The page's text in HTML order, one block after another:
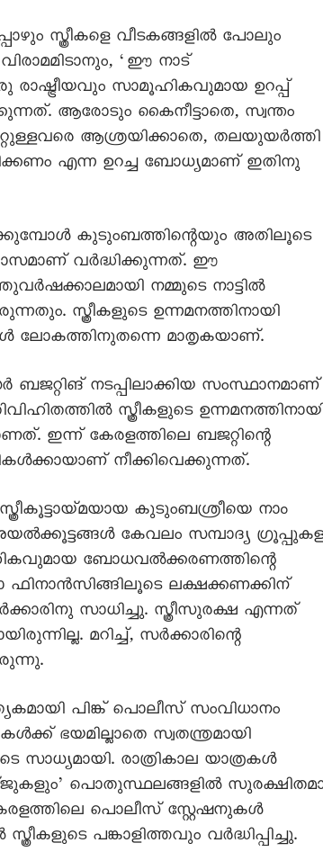
സ്ത്രീകളെ വീടകങ്ങളിൽ പോലും
‘ഈ നാട്
സാമൂഹികവുമായ ഉറപ്പ്
ആരോടും കൈനീട്ടാതെ, സ്വന്തം
ആശ്രയിക്കാതെ, തലയുയർത്തി
എന്ന ഉറച്ച ബോധ്യമാണ് ഇതിനു
കുടുംബത്തിന്റെയും അതിലൂടെ
വർദ്ധിക്കുന്നത്. ഈ
നമ്മുടെ നാട്ടിൽ
സ്ത്രീകളുടെ ഉന്നമനത്തിനായി
ലോകത്തിനുതന്നെ മാതൃകയാണ്.
നടപ്പിലാക്കിയ സംസ്ഥാനമാണ്
സ്ത്രീകളുടെ
ഇന്ന് കേരളത്തിലെ ബജറ്റിന്റെ
നീക്കിവെക്കുന്നത്.
കുടുംബശ്രീയെ നാം
കേവലം സമ്പാദ്യ
ബോധവൽക്കരണത്തിന്റെ
ഫിനാൻസിങ്ങിലൂടെ ലക്ഷക്കണക്കിന്
സാധിച്ചു. സ്ത്രീസുരക്ഷ എന്നത്
മറിച്ച്, സർക്കാരിന്റെ
പിങ്ക് പൊലീസ് സംവിധാനം
ഭയമില്ലാതെ സ്വതന്ത്രമായി
രാത്രികാല യാത്രകൾ
പൊതുസ്ഥലങ്ങളിൽ
പൊലീസ് സ്റ്റേഷനുകൾ
പങ്കാളിത്തവും വർദ്ധിപ്പിച്ചു.